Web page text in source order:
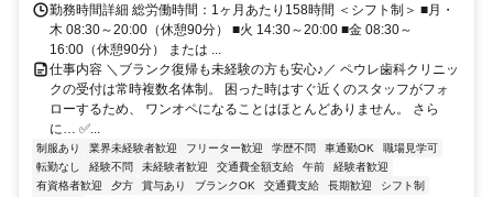
勤務時間詳細 総労働時間：1ヶ月あたり158時間 ＜シフト制＞ ■月・
木 08:30～20:00（休憩90分） ■火 14:30～20:00 ■金 08:30～
16:00（休憩90分） または ...
仕事内容 ＼ブランク復帰も未経験の方も安心♪／ ペウレ歯科クリニッ
クの受付は常時複数名体制。 困った時はすぐ近くのスタッフがフォ
ローするため、 ワンオペになることはほとんどありません。 さら
に… ✅...
制服あり 業界未経験者歓迎 フリーター歓迎 学歴不問 車通勤OK
職場見学可
転勤なし
経験不問 未経験者歓迎 交通費全額支給 午前
経験者歓迎
有資格者歓迎
夕方 賞与あり ブランクOK 交通費支給 長期歓迎 シフト制